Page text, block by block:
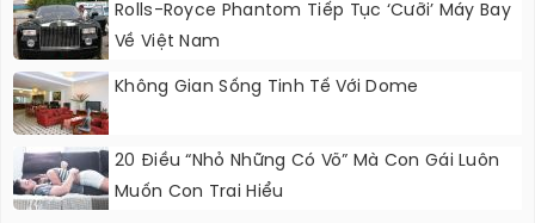
Rolls-Royce Phantom Tiếp Tục ‘cưỡi’ Máy Bay
Về Việt Nam
Không Gian Sống Tinh Tế Với Dome
20 Điều “nhỏ Những Có Võ” Mà Con Gái Luôn
Muốn Con Trai Hiểu